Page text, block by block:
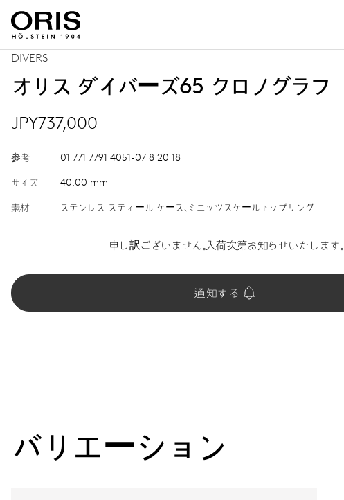
DIVERS
オリス ダイバーズ65 クロノグラフ
JPY737,000
参考 01 771 7791 4051-07 8 20 18
サイズ 40.00 mm
素材 ステンレス スティール ケース、ミニッツスケールトップリング
申し訳ございません。入荷次第お知らせいたします。
通知する
バリエーション